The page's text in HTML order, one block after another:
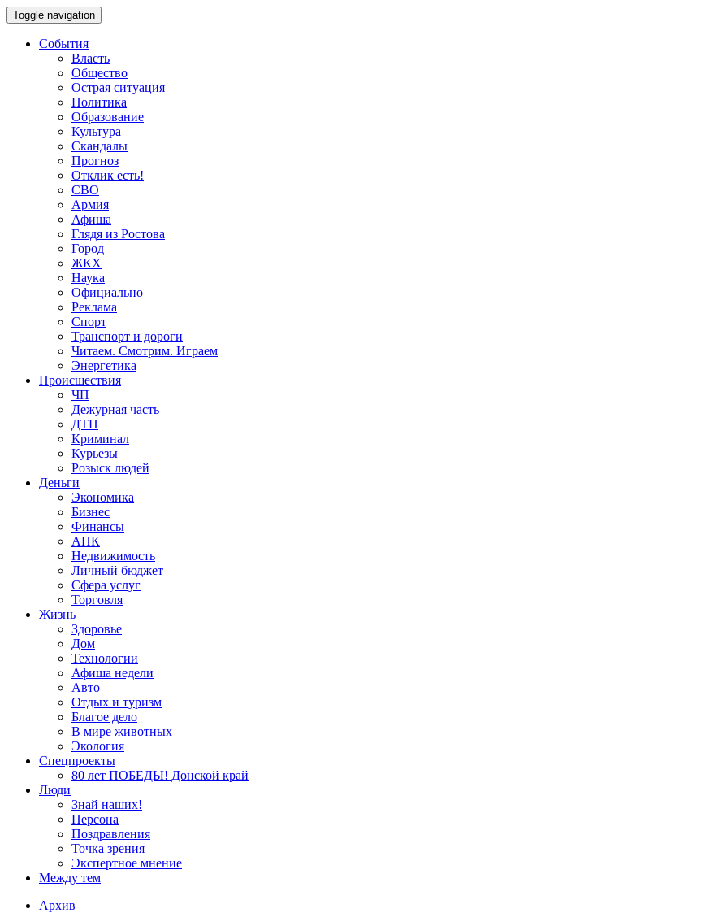
Toggle navigation
События
Власть
Общество
Острая ситуация
Политика
Образование
Культура
Скандалы
Прогноз
Отклик есть!
СВО
Армия
Афиша
Глядя из Ростова
Город
ЖКХ
Наука
Официально
Реклама
Спорт
Транспорт и дороги
Читаем. Смотрим. Играем
Энергетика
Происшествия
ЧП
Дежурная часть
ДТП
Криминал
Курьезы
Розыск людей
Деньги
Экономика
Бизнес
Финансы
АПК
Недвижимость
Личный бюджет
Сфера услуг
Торговля
Жизнь
Здоровье
Дом
Технологии
Афиша недели
Авто
Отдых и туризм
Благое дело
В мире животных
Экология
Спецпроекты
80 лет ПОБЕДЫ! Донской край
Люди
Знай наших!
Персона
Поздравления
Точка зрения
Экспертное мнение
Между тем
Архив